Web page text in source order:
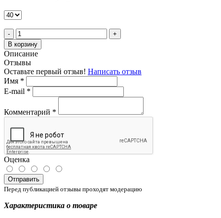
-
+
В корзину
Описание
Отзывы
Оставьте первый отзыв! Написать отзыв
Имя *
E-mail *
Комментарий *
Оценка
Отправить
Перед публикацией отзывы проходят модерацию
Характеристика о товаре